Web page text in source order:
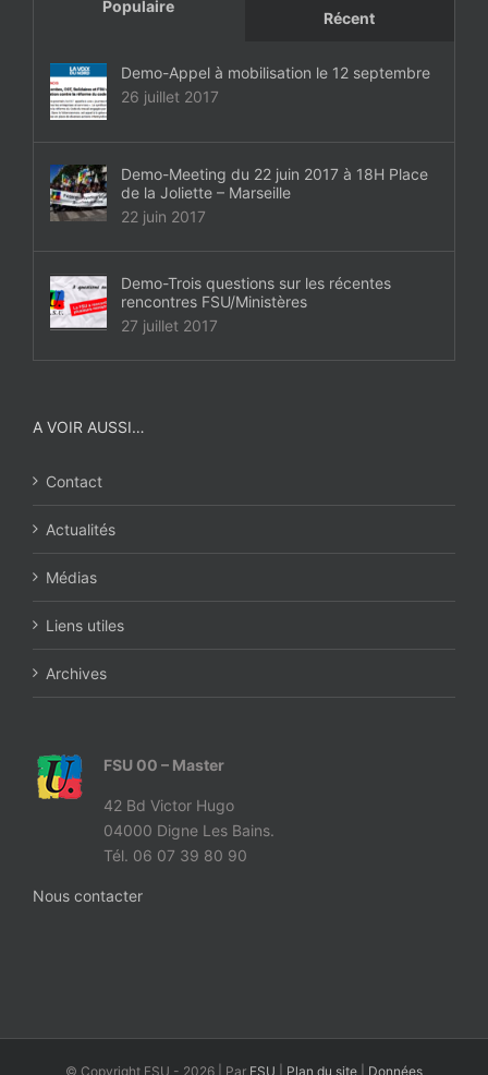
Populaire
Récent
Demo-Appel à mobilisation le 12 septembre
26 juillet 2017
Demo-Meeting du 22 juin 2017 à 18H Place
de la Joliette – Marseille
22 juin 2017
Demo-Trois questions sur les récentes
rencontres FSU/Ministères
27 juillet 2017
A VOIR AUSSI…
Contact
Actualités
Médias
Liens utiles
Archives
FSU 00 – Master
42 Bd Victor Hugo
04000 Digne Les Bains.
Tél. 06 07 39 80 90
Nous contacter
© Copyright FSU - 2026 | Par FSU Plan du site Données